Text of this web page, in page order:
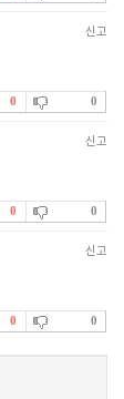
신고
0 0
신고
0 0
신고
0 0